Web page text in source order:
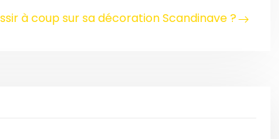
à coup sur sa décoration Scandinave ?